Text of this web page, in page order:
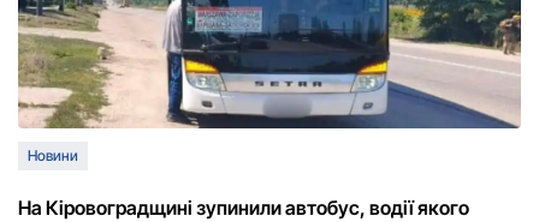
Новини
На Кіровоградщині зупинили автобус, водії якого